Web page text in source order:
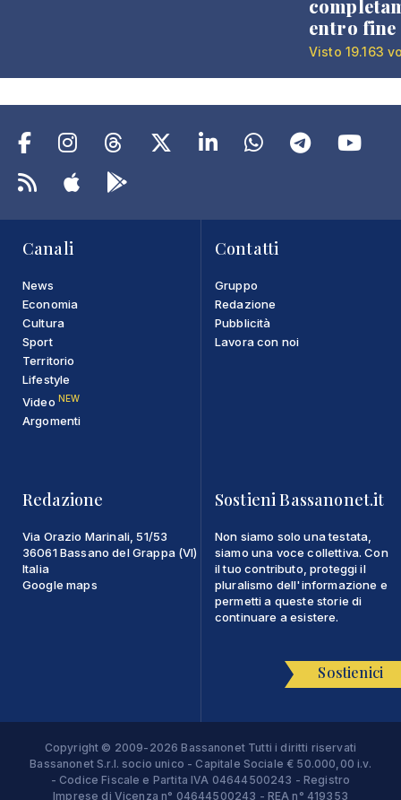
entro fine
Visto 19.163
Canali
News
Economia
Cultura
Sport
Territorio
Lifestyle
Video NEW
Argomenti
Contatti
Gruppo
Redazione
Pubblicità
Lavora con noi
Redazione
Via Orazio Marinali, 51/53
36061 Bassano del Grappa (VI)
Italia
Google maps
Sostieni Bassanonet.it
Non siamo solo una testata,
siamo una voce collettiva. Con
il tuo contributo, proteggi il
pluralismo dell'informazione e
permetti a queste storie di
continuare a esistere.
Sostienici
Copyright © 2009-2026 Bassanonet Tutti i diritti riservati
Bassanonet S.r.l. socio unico - Capitale Sociale € 50.000,00 i.v.
- Codice Fiscale e Partita IVA 04644500243 - Registro
Imprese di Vicenza n° 04644500243 - REA n° 419353